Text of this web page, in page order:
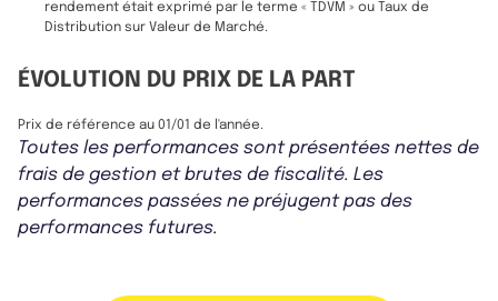
rendement était exprimé par le terme « TDVM » ou Taux de
Distribution sur Valeur de Marché.
ÉVOLUTION DU PRIX DE LA PART
Prix de référence au 01/01 de l'année.
Toutes les performances sont présentées nettes de
frais de gestion et brutes de fiscalité. Les
performances passées ne préjugent pas des
performances futures.